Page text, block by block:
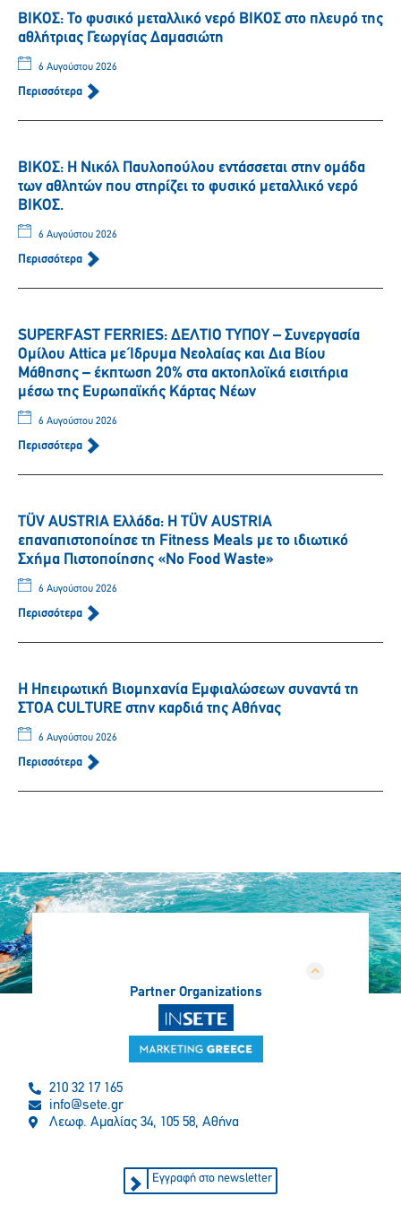
ΒΙΚΟΣ: Το φυσικό μεταλλικό νερό ΒΙΚΟΣ στο πλευρό της
αθλήτριας Γεωργίας Δαμασιώτη
6 Αυγούστου 2026
Περισσότερα
ΒΙΚΟΣ: Η Νικόλ Παυλοπούλου εντάσσεται στην ομάδα
των αθλητών που στηρίζει το φυσικό μεταλλικό νερό
ΒΙΚΟΣ.
6 Αυγούστου 2026
Περισσότερα
SUPERFAST FERRIES: ΔΕΛΤΙΟ ΤΥΠΟΥ – Συνεργασία
Ομίλου Attica με Ίδρυμα Νεολαίας και Δια Βίου
Μάθησης – έκπτωση 20% στα ακτοπλοϊκά εισιτήρια
μέσω της Ευρωπαϊκής Κάρτας Νέων
6 Αυγούστου 2026
Περισσότερα
TÜV AUSTRIA Ελλάδα: Η TÜV AUSTRIA
επαναπιστοποίησε τη Fitness Meals με το ιδιωτικό
Σχήμα Πιστοποίησης «No Food Waste»
6 Αυγούστου 2026
Περισσότερα
Η Ηπειρωτική Βιομηχανία Εμφιαλώσεων συναντά τη
ΣΤΟΑ CULTURE στην καρδιά της Αθήνας
6 Αυγούστου 2026
Περισσότερα
Partner Organizations
210 32 17 165
info@sete.gr
Λεωφ. Αμαλίας 34, 105 58, Αθήνα
Εγγραφή στο newsletter